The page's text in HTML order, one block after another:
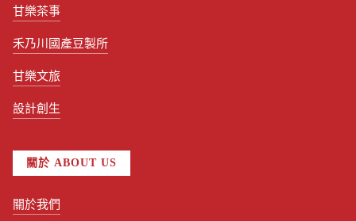
甘樂茶事
禾乃川國產豆製所
甘樂文旅
設計創生
關於 ABOUT US
關於我們